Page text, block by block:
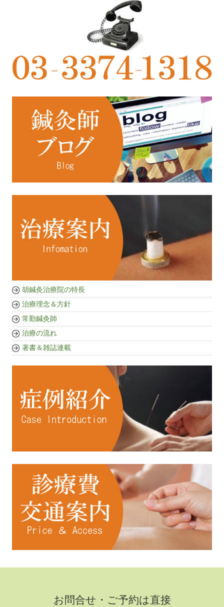
胡鍼灸治療院の特長
治療理念＆方針
常勤鍼灸師
治療の流れ
著書＆雑誌連載
お問合せ・ご予約は直接